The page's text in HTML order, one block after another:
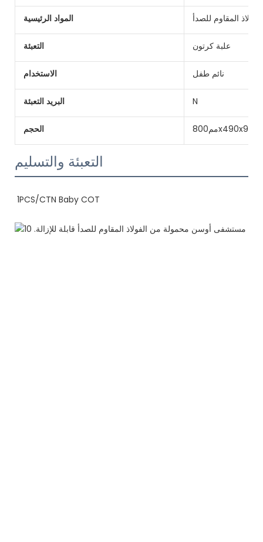
المواد الرئيسية الفولاذ المقاوم للصدأ
التعبئة علبة كرتون
الاستخدام نائم طفل
البريد التعبئة N
الحجم مم800x490x900
التعبئة والتسليم